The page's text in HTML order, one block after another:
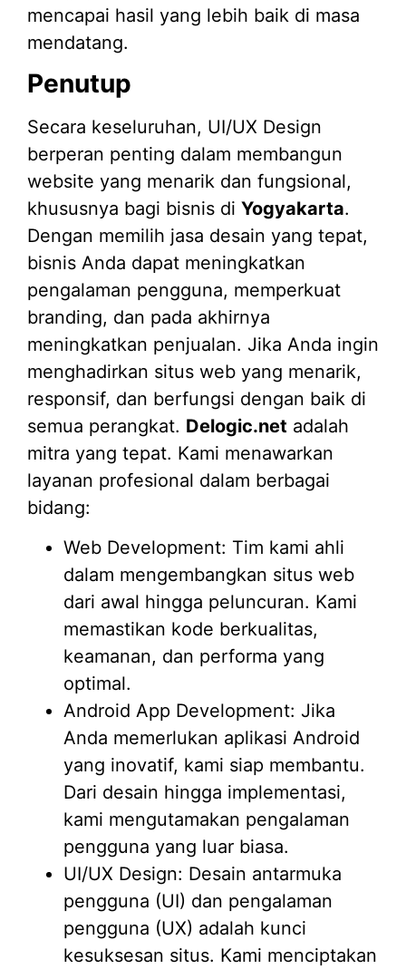
mencapai hasil yang lebih baik di masa
mendatang.
Penutup
Secara keseluruhan, UI/UX Design
berperan penting dalam membangun
website yang menarik dan fungsional,
khususnya bagi bisnis di Yogyakarta.
Dengan memilih jasa desain yang tepat,
bisnis Anda dapat meningkatkan
pengalaman pengguna, memperkuat
branding, dan pada akhirnya
meningkatkan penjualan. Jika Anda ingin
menghadirkan situs web yang menarik,
responsif, dan berfungsi dengan baik di
semua perangkat. Delogic.net adalah
mitra yang tepat. Kami menawarkan
layanan profesional dalam berbagai
bidang:
Web Development: Tim kami ahli
dalam mengembangkan situs web
dari awal hingga peluncuran. Kami
memastikan kode berkualitas,
keamanan, dan performa yang
optimal.
Android App Development: Jika
Anda memerlukan aplikasi Android
yang inovatif, kami siap membantu.
Dari desain hingga implementasi,
kami mengutamakan pengalaman
pengguna yang luar biasa.
UI/UX Design: Desain antarmuka
pengguna (UI) dan pengalaman
pengguna (UX) adalah kunci
kesuksesan situs. Kami menciptakan